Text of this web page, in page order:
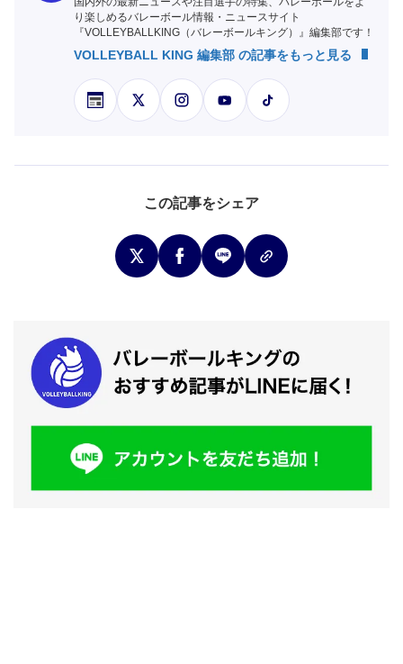
り楽しめるバレーボール情報・ニュースサイト
『VOLLEYBALLKING（バレーボールキング）』編集部です！
VOLLEYBALL KING 編集部 の記事をもっと見る
この記事をシェア